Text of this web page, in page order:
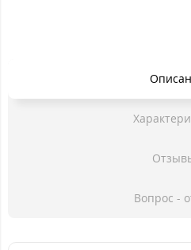
Вопрос -